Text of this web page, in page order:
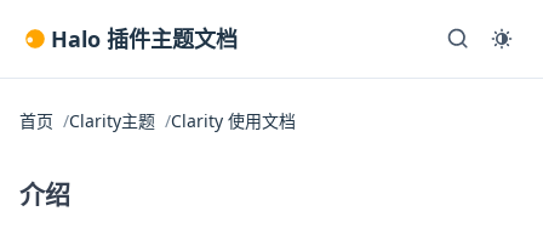
Halo 插件主题文档
首页 Clarity主题 Clarity 使用文档
介绍